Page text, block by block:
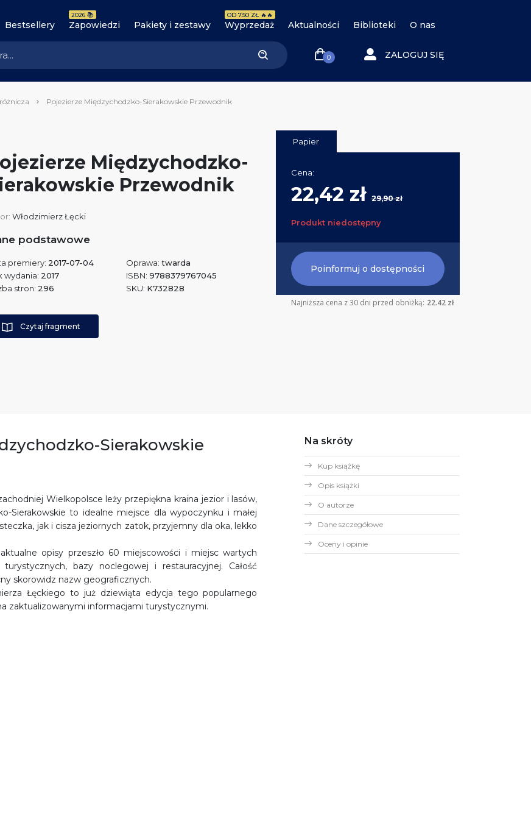
Bestsellery Zapowiedzi
2026 📚
Pakiety i zestawy Wyprzedaż
OD 7.50 ZŁ 🔥🔥
Aktualności Biblioteki O nas
0 ZALOGUJ SIĘ
Pojezierze Międzychodzko-Sierakowskie Przewodnik
Międzychodzko-
Przewodnik
Włodzimierz Łęcki
podstawowe
premiery: 2017-07-04
wydania: 2017
stron: 296
Oprawa: twarda
ISBN: 9788379767045
SKU: K732828
Czytaj fragment
Papier
Cena:
22,42 zł29,90 zł
Produkt niedostępny
Poinformuj o dostępności
Najniższa cena z 30 dni przed obniżką: 22.42 zł
Sierakowskie
Wielkopolsce leży przepiękna kraina jezior i lasów,
Sierakowskie to idealne miejsce dla wypoczynku i małej
jak i cisza jeziornych zatok, przyjemny dla oka, lekko
opisy przeszło 60 miejscowości i miejsc wartych
bazy noclegowej i restauracyjnej. Całość
skorowidz nazw geograficznych.
Łęckiego to już dziewiąta edycja tego popularnego
zaktualizowanymi informacjami turystycznymi.
Na skróty
Kup książkę
Opis książki
O autorze
Dane szczegółowe
Oceny i opinie